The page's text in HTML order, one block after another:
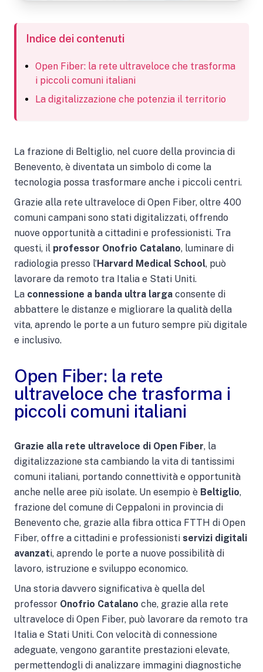
Indice dei contenuti
Open Fiber: la rete ultraveloce che trasforma
i piccoli comuni italiani
La digitalizzazione che potenzia il territorio
La frazione di Beltiglio, nel cuore della provincia di
Benevento, è diventata un simbolo di come la
tecnologia possa trasformare anche i piccoli centri.
Grazie alla rete ultraveloce di Open Fiber, oltre 400
comuni campani sono stati digitalizzati, offrendo
nuove opportunità a cittadini e professionisti. Tra
questi, il professor Onofrio Catalano, luminare di
radiologia presso l’Harvard Medical School, può
lavorare da remoto tra Italia e Stati Uniti.
La connessione a banda ultra larga consente di
abbattere le distanze e migliorare la qualità della
vita, aprendo le porte a un futuro sempre più digitale
e inclusivo.
Open Fiber: la rete
ultraveloce che trasforma i
piccoli comuni italiani
Grazie alla rete ultraveloce di Open Fiber, la
digitalizzazione sta cambiando la vita di tantissimi
comuni italiani, portando connettività e opportunità
anche nelle aree più isolate. Un esempio è Beltiglio,
frazione del comune di Ceppaloni in provincia di
Benevento che, grazie alla fibra ottica FTTH di Open
Fiber, offre a cittadini e professionisti servizi digitali
avanzati, aprendo le porte a nuove possibilità di
lavoro, istruzione e sviluppo economico.
Una storia davvero significativa è quella del
professor Onofrio Catalano che, grazie alla rete
ultraveloce di Open Fiber, può lavorare da remoto tra
Italia e Stati Uniti. Con velocità di connessione
adeguate, vengono garantite prestazioni elevate,
permettendogli di analizzare immagini diagnostiche